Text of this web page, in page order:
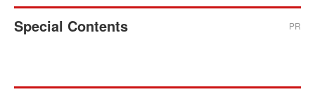
Special Contents PR